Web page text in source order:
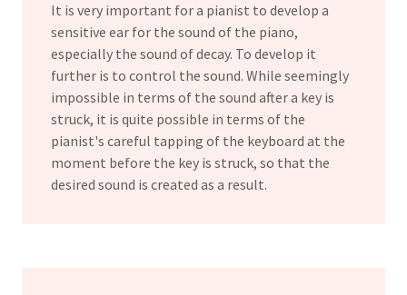
It is very important for a pianist to develop a
sensitive ear for the sound of the piano,
especially the sound of decay. To develop it
further is to control the sound. While seemingly
impossible in terms of the sound after a key is
struck, it is quite possible in terms of the
pianist's careful tapping of the keyboard at the
moment before the key is struck, so that the
desired sound is created as a result.